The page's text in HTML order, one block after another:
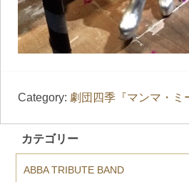
Category: 劇団四季『マンマ・ミ
カテゴリー
ABBA TRIBUTE BAND